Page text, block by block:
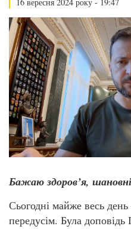
Бажаю здоров’я,
Сьогодні майже весь
передусім. Була